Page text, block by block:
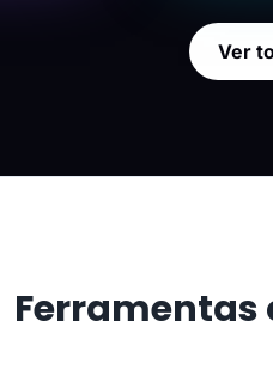
Ver
Ferramentas